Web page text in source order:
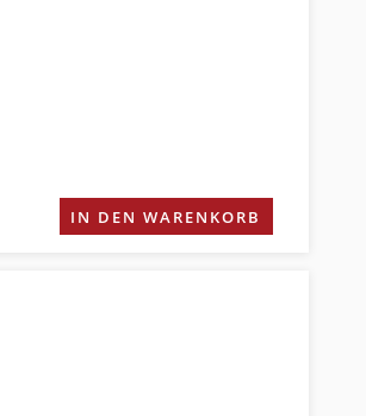
IN DEN WARENKORB